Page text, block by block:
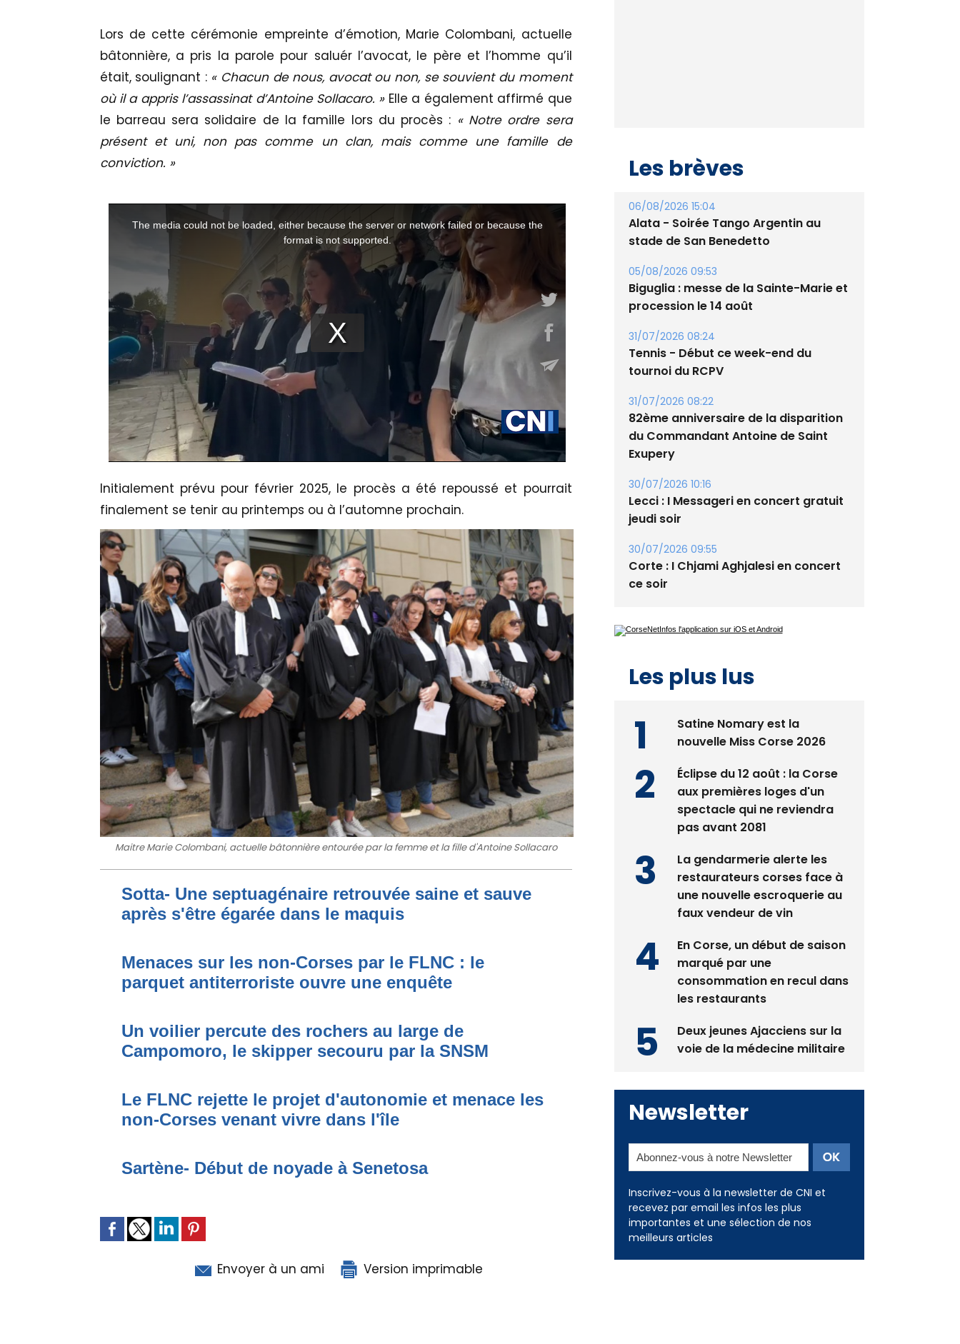
Lors de cette cérémonie empreinte d’émotion, Marie Colombani, actuelle
bâtonnière, a pris la parole pour saluér l’avocat, le père et l’homme qu’il
était, soulignant : « Chacun de nous, avocat ou non, se souvient du moment
où il a appris l’assassinat d’Antoine Sollacaro. »Elle a également affirmé que
le barreau sera solidaire de la famille lors du procès : « Notre ordre sera
présent et uni, non pas comme un clan, mais comme une famille de
conviction. »
Initialement prévu pour février 2025, le procès a été repoussé et pourrait
finalement se tenir au printemps ou à l’automne prochain.
Maitre Marie Colombani, actuelle bâtonnière entourée par la femme et la fille d'Antoine Sollacaro
Sotta- Une septuagénaire retrouvée saine et sauve
après s'être égarée dans le maquis
Menaces sur les non-Corses par le FLNC : le
parquet antiterroriste ouvre une enquête
Un voilier percute des rochers au large de
Campomoro, le skipper secouru par la SNSM
Le FLNC rejette le projet d'autonomie et menace les
non-Corses venant vivre dans l'île
Sartène- Début de noyade à Senetosa
Envoyer à un ami Version imprimable
Les brèves
06/08/2026 15:04
Alata - Soirée Tango Argentin au
stade de San Benedetto
05/08/2026 09:53
Biguglia : messe de la Sainte-Marie et
procession le 14 août
31/07/2026 08:24
Tennis - Début ce week-end du
tournoi du RCPV
31/07/2026 08:22
82ème anniversaire de la disparition
du Commandant Antoine de Saint
Exupery
30/07/2026 10:16
Lecci : I Messageri en concert gratuit
jeudi soir
30/07/2026 09:55
Corte : I Chjami Aghjalesi en concert
ce soir
Les plus lus
Satine Nomary est la
nouvelle Miss Corse 2026
Éclipse du 12 août : la Corse
aux premières loges d'un
spectacle qui ne reviendra
pas avant 2081
La gendarmerie alerte les
restaurateurs corses face à
une nouvelle escroquerie au
faux vendeur de vin
En Corse, un début de saison
marqué par une
consommation en recul dans
les restaurants
Deux jeunes Ajacciens sur la
voie de la médecine militaire
Newsletter
Inscrivez-vous à la newsletter de CNI et
recevez par email les infos les plus
importantes et une sélection de nos
meilleurs articles